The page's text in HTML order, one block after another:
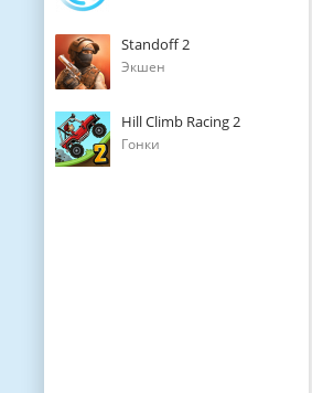
Standoff 2
Экшен
Hill Climb Racing 2
Гонки